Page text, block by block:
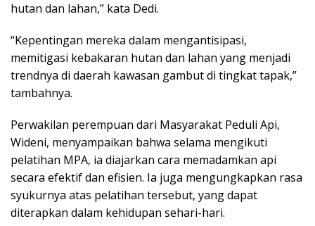
hutan dan lahan,” kata Dedi.
“Kepentingan mereka dalam mengantisipasi,
memitigasi kebakaran hutan dan lahan yang menjadi
trendnya di daerah kawasan gambut di tingkat tapak,”
tambahnya.
Perwakilan perempuan dari Masyarakat Peduli Api,
Wideni, menyampaikan bahwa selama mengikuti
pelatihan MPA, ia diajarkan cara memadamkan api
secara efektif dan efisien. Ia juga mengungkapkan rasa
syukurnya atas pelatihan tersebut, yang dapat
diterapkan dalam kehidupan sehari-hari.